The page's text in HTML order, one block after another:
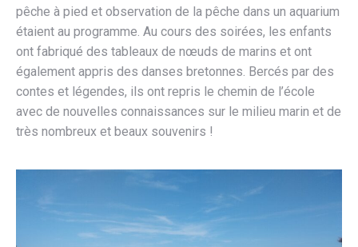
pêche à pied et observation de la pêche dans un aquarium
étaient au programme. Au cours des soirées, les enfants
ont fabriqué des tableaux de nœuds de marins et ont
également appris des danses bretonnes. Bercés par des
contes et légendes, ils ont repris le chemin de l’école
avec de nouvelles connaissances sur le milieu marin et de
très nombreux et beaux souvenirs !